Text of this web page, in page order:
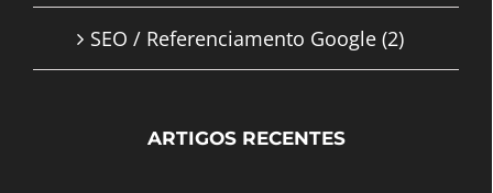
SEO / Referenciamento Google (2)
ARTIGOS RECENTES